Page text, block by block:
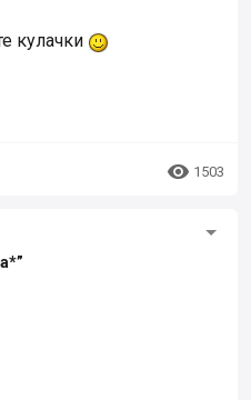
кулачки
 1503